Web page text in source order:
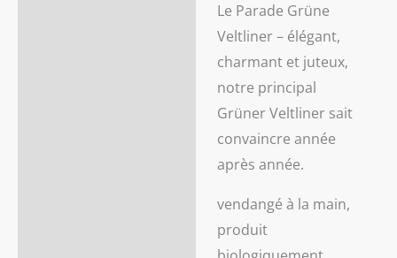
Le Parade Grüne
Veltliner – élégant,
charmant et juteux,
notre principal
Grüner Veltliner sait
convaincre année
après année.
vendangé à la main,
produit